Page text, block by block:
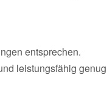
entsprechen.
leistungsfähig genug